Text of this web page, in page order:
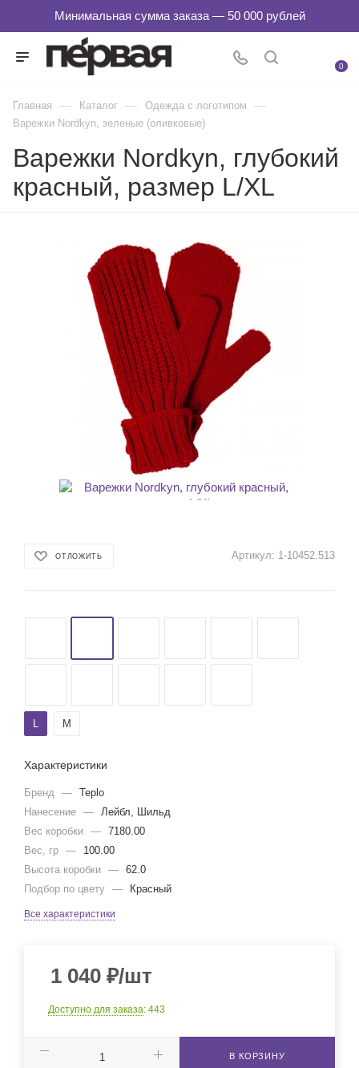
0
Главная — Каталог — Одежда с логотипом —
Варежки Nordkyn, зеленые (оливковые)
Варежки Nordkyn, глубокий
красный, размер L/XL
ОТЛОЖИТЬ Артикул: 1-10452.513
L M
Характеристики
Бренд — Teplo
Нанесение — Лейбл, Шильд
Вес коробки — 7180.00
Вес, гр —
100.00
Высота коробки — 62.0
Подбор по цвету — Красный
Все характеристики
1 040 ₽/шт
Доступно для заказа: 443
В КОРЗИНУ